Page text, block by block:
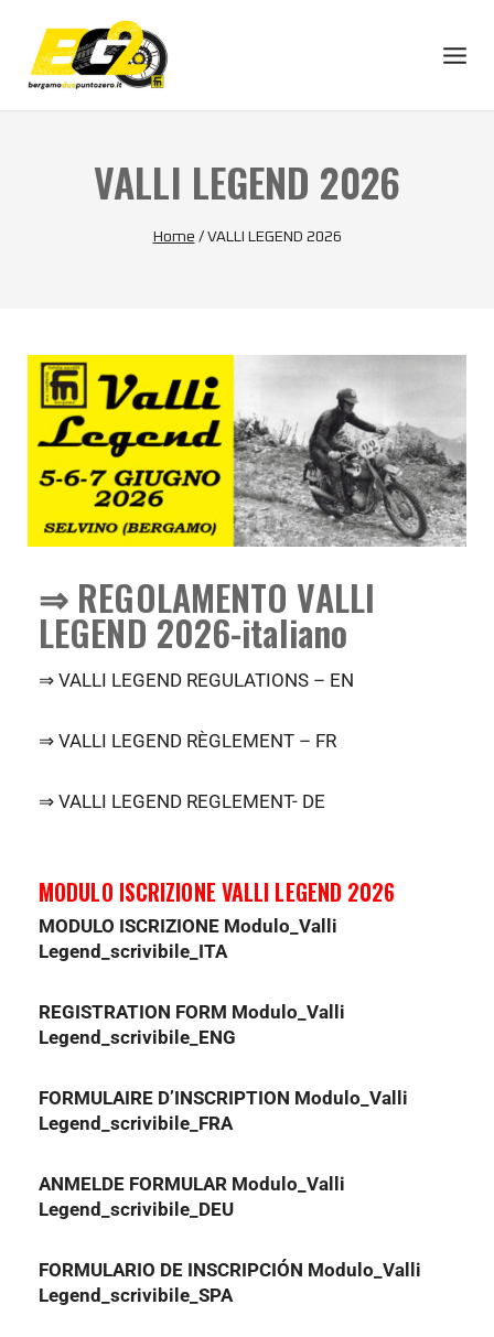
VALLI LEGEND 2026
Home / VALLI LEGEND 2026
⇒ REGOLAMENTO VALLI
LEGEND 2026-italiano
⇒ VALLI LEGEND REGULATIONS – EN
⇒ VALLI LEGEND RÈGLEMENT – FR
⇒ VALLI LEGEND REGLEMENT- DE
MODULO ISCRIZIONE VALLI LEGEND 2026
MODULO ISCRIZIONE Modulo_Valli
Legend_scrivibile_ITA
REGISTRATION FORM Modulo_Valli
Legend_scrivibile_ENG
FORMULAIRE D’INSCRIPTION Modulo_Valli
Legend_scrivibile_FRA
ANMELDE FORMULAR Modulo_Valli
Legend_scrivibile_DEU
FORMULARIO DE INSCRIPCIÓN Modulo_Valli
Legend_scrivibile_SPA